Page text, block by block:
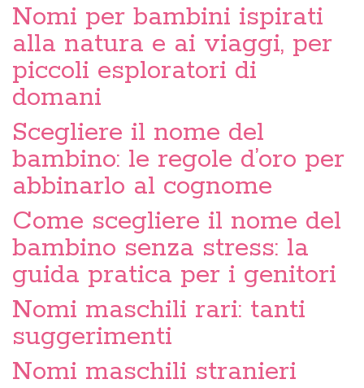
Nomi per bambini ispirati
alla natura e ai viaggi, per
piccoli esploratori di
domani
Scegliere il nome del
bambino: le regole d’oro per
abbinarlo al cognome
Come scegliere il nome del
bambino senza stress: la
guida pratica per i genitori
Nomi maschili rari: tanti
suggerimenti
Nomi maschili stranieri